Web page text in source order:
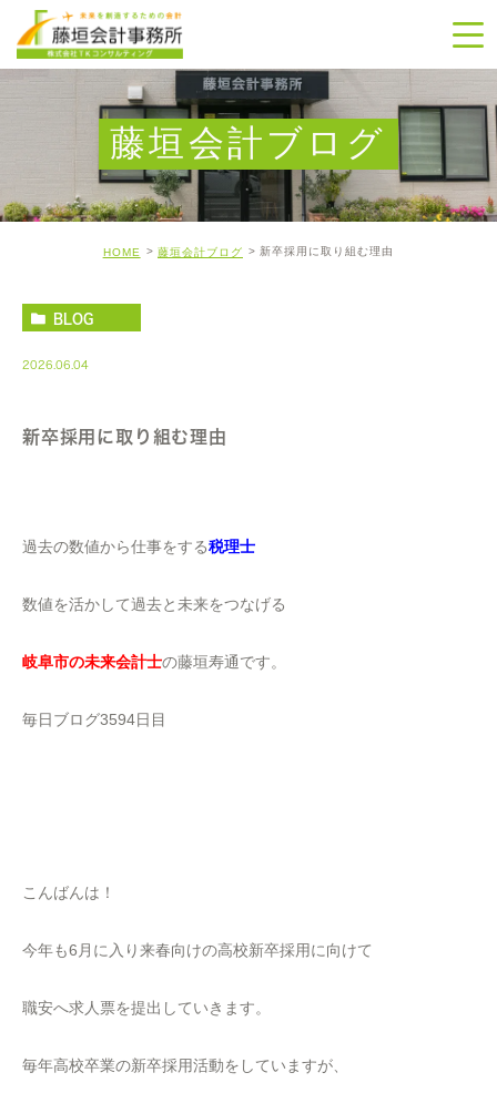
藤垣会計ブログ
HOME 藤垣会計ブログ 新卒採用に取り組む理由
BLOG
2026.06.04
新卒採用に取り組む理由
過去の数値から仕事をする税理士
数値を活かして過去と未来をつなげる
岐阜市の未来会計士の藤垣寿通です。
毎日ブログ3594日目
こんばんは！
今年も6月に入り来春向けの高校新卒採用に向けて
職安へ求人票を提出していきます。
毎年高校卒業の新卒採用活動をしていますが、